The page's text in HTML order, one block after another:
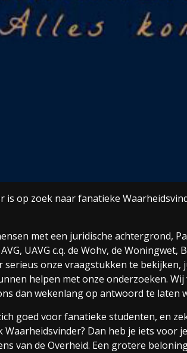
is op zoek naar fanatieke
met een juridische achtergrond,
UAVG c.q. de Wohv, de
serieus onze vraagstukken te bekijken,
helpen met onze onderzoeken.
dan wekenlang op antwoord te laten
goed voor fanatieke studenten, en
Dan heb je iets voor
van de Overheid. Een grotere